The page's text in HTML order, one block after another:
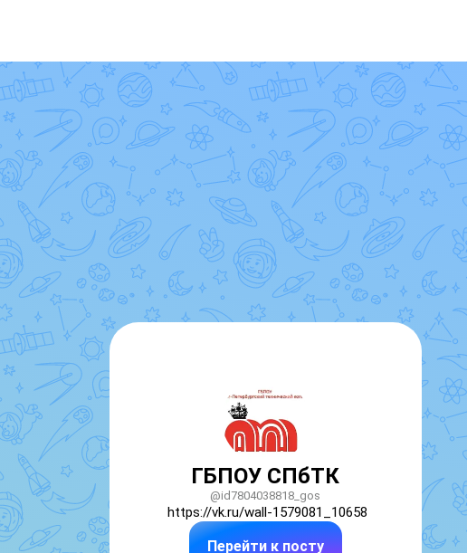
ГБПОУ СПбТК
@id7804038818_gos
https://vk.ru/wall-1579081_10658
Перейти к посту